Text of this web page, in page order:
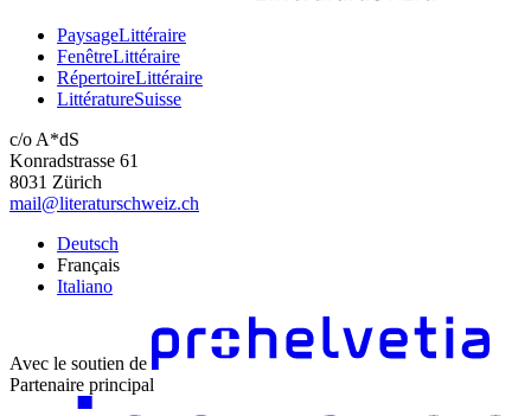
PaysageLittéraire
FenêtreLittéraire
RépertoireLittéraire
LittératureSuisse
c/o A*dS
Konradstrasse 61
8031 Zürich
mail@literaturschweiz.ch
Deutsch
Français
Italiano
Avec le soutien de
Partenaire principal